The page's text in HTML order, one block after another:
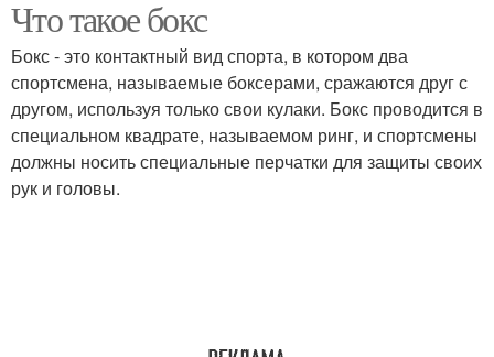
Что такое бокс
Бокс - это контактный вид спорта, в котором два
спортсмена, называемые боксерами, сражаются друг с
другом, используя только свои кулаки. Бокс проводится в
специальном квадрате, называемом ринг, и спортсмены
должны носить специальные перчатки для защиты своих
рук и головы.